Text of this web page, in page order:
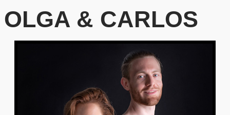
OLGA & CARLOS